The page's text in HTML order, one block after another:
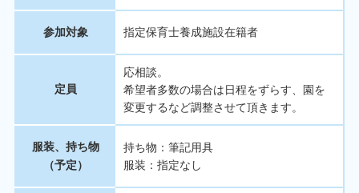
参加対象 指定保育士養成施設在籍者
定員
応相談。
希望者多数の場合は日程をずらす、園を
変更するなど調整させて頂きます。
服装、持ち物
（予定）
持ち物：筆記用具
服装：指定なし